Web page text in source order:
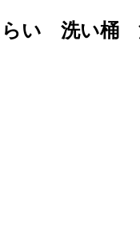
い 洗い桶